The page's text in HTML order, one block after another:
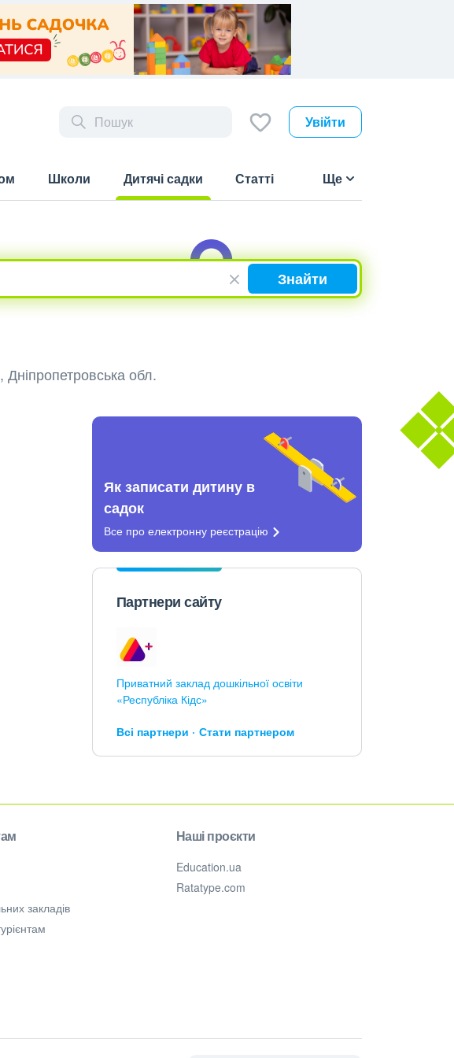
Увійти
Школи
Дитячі садки
Статті Ще
Знайти
обл.
Як записати дитину в
садок
Все про електронну реєстрацію
Партнери сайту
Приватний заклад дошкільної освіти
«Республіка Кідс»
Всі партнери Стати партнером
закладів
Наші проєкти
Education.ua
Ratatype.com